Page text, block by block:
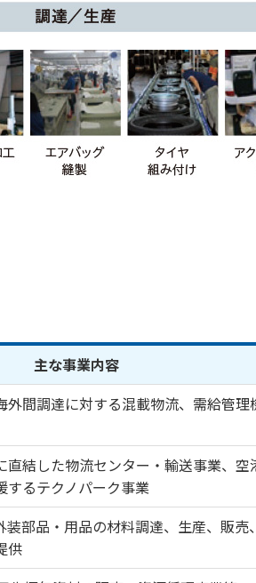
主な事業内容
外間調達に対する混載物流、需給管
直結した物流センター・輸送事業、
するテクノパーク事業
装部品・用品の材料調達、生産、販
供